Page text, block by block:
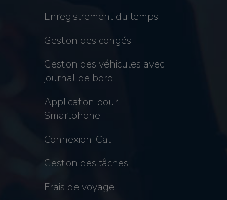
Enregistrement du temps
Gestion des congés
Gestion des véhicules avec
journal de bord
Application pour
Smartphone
Connexion iCal
Gestion des tâches
Frais de voyage